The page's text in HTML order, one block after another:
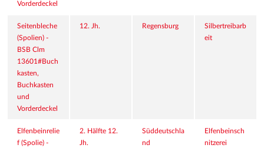
Vorderdeckel
Seitenbleche
(Spolien) -
BSB Clm
13601#Buch
kasten,
Buchkasten
und
Vorderdeckel
12. Jh. Regensburg
Silbertreibarb
eit
Elfenbeinrelie
f (Spolie) -
2. Hälfte 12.
Jh.
Süddeutschla
nd
Elfenbeinsch
nitzerei